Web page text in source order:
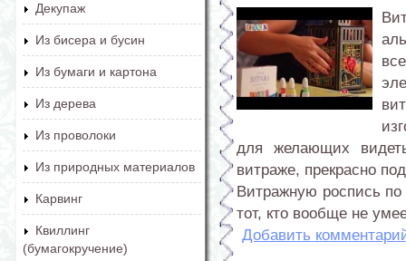
Декупаж
Из бисера и бусин
Из бумаги и картона
Из дерева
Из проволоки
Из природных материалов
Карвинг
Квиллинг
(бумагокручение)
для желающих
витраже, прекрасно
Витражную роспись
тот, кто вообще не
Добавить